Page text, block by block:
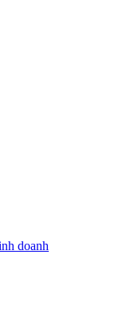
doanh